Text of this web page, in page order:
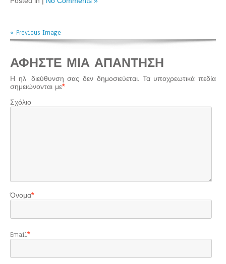
« Previous Image
ΑΦΉΣΤΕ ΜΙΑ ΑΠΆΝΤΗΣΗ
Η ηλ. διεύθυνση σας δεν δημοσιεύεται. Τα υποχρεωτικά πεδία
σημειώνονται με*
Σχόλιο
Όνομα*
Email*